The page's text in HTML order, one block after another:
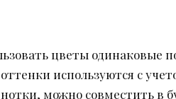
цветы
используются с
можно совместить в